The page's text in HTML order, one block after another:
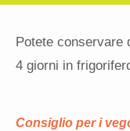
Potete conservare
4 giorni in
Consiglio per i